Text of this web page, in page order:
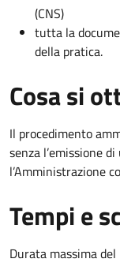
(CNS)
tutta la
della pratica.
Cosa si
Il procedimento
senza l’emissione
l’Amministrazione
Tempi e
Durata massima